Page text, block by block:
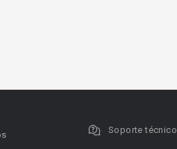
Soporte técnico